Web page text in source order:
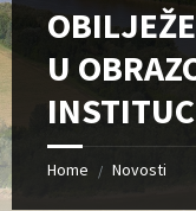
U
Home / Novosti